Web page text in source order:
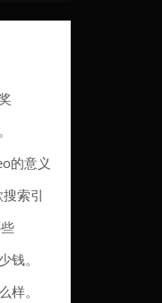
的意义
索引
钱。
样。